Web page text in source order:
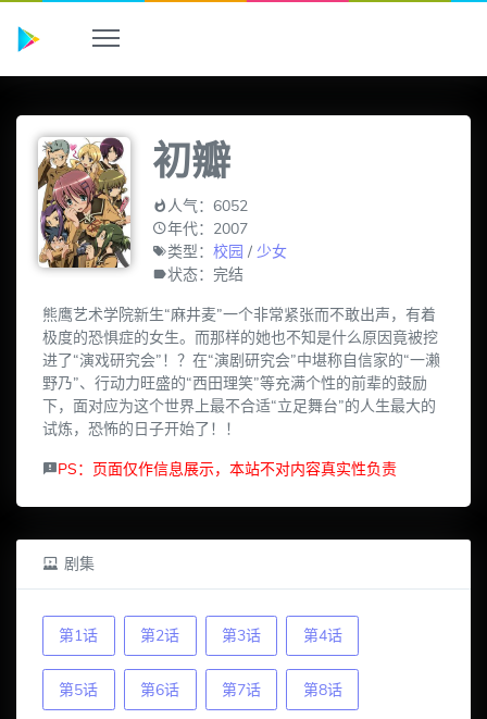
初瓣
人气：6052
年代：2007
类型：校园 /少女
状态：完结
熊鹰艺术学院新生“麻井麦”一个非常紧张而不敢出声，有着
极度的恐惧症的女生。而那样的她也不知是什么原因竟被挖
进了“演戏研究会”！？在“演剧研究会”中堪称自信家的“一濑
野乃”、行动力旺盛的“西田理笑”等充满个性的前辈的鼓励
下，面对应为这个世界上最不合适“立足舞台”的人生最大的
试炼，恐怖的日子开始了！！
PS：页面仅作信息展示，本站不对内容真实性负责
剧集
第1话 第2话 第3话 第4话
第5话 第6话 第7话 第8话